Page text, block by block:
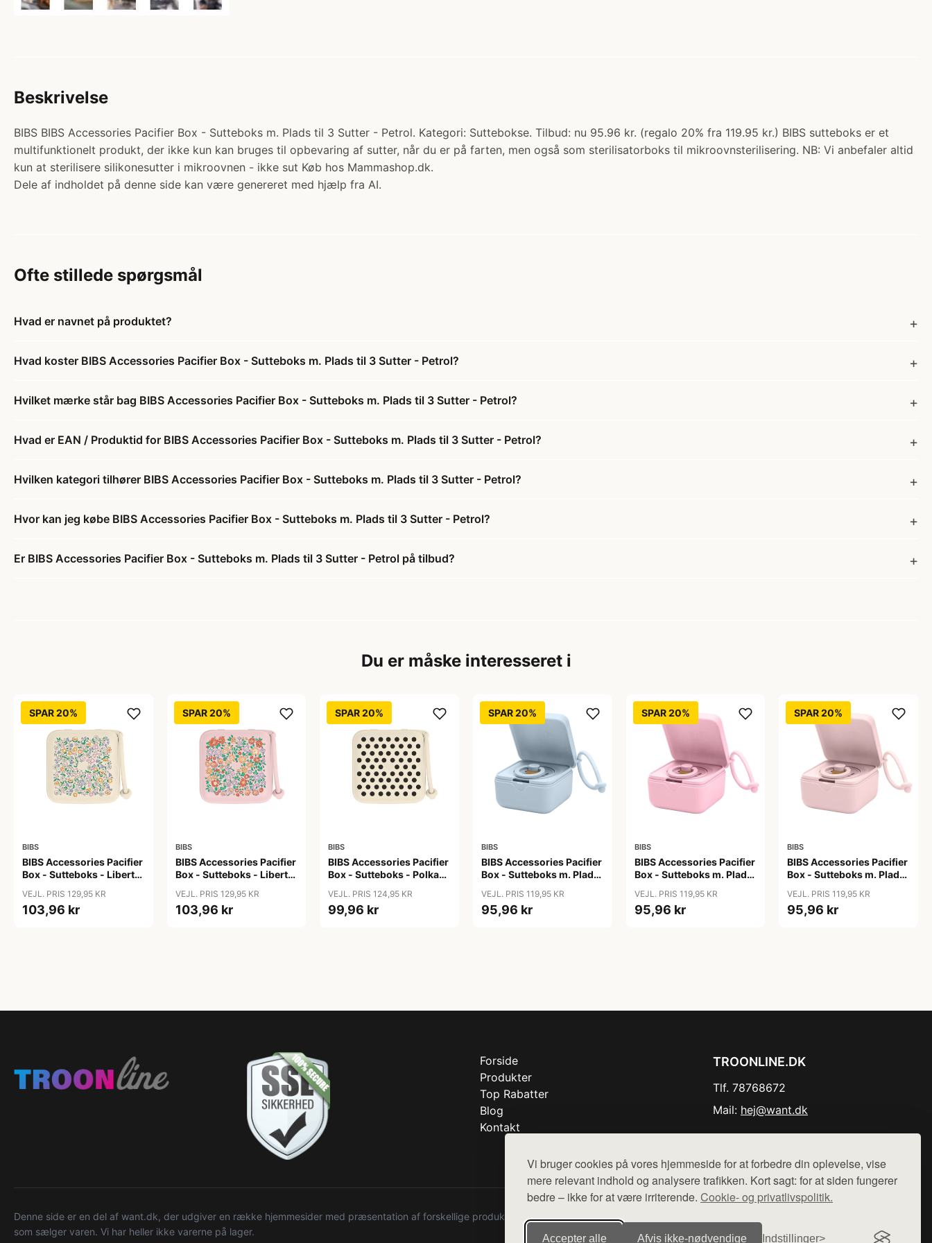
Vi bruger cookies på vores hjemmeside for at forbedre din oplevelse, vise
mere relevant indhold og analysere trafikken. Kort sagt: for at siden fungerer
bedre – ikke for at være irriterende. Cookie- og privatlivspolitik.
Accepter alle Afvis ikke‑nødvendige Indstillinger
Beskrivelse
BIBS BIBS Accessories Pacifier Box - Sutteboks m. Plads til 3 Sutter - Petrol. Kategori: Suttebokse. Tilbud: nu 95.96 kr. (regalo 20% fra 119.95 kr.) BIBS sutteboks er et
multifunktionelt produkt, der ikke kun kan bruges til opbevaring af sutter, når du er på farten, men også som sterilisatorboks til mikroovnsterilisering. NB: Vi anbefaler altid
kun at sterilisere silikonesutter i mikroovnen - ikke sut Køb hos Mammashop.dk.
Dele af indholdet på denne side kan være genereret med hjælp fra AI.
Ofte stillede spørgsmål
Hvad er navnet på produktet?
Hvad koster BIBS Accessories Pacifier Box - Sutteboks m. Plads til 3 Sutter - Petrol?
Hvilket mærke står bag BIBS Accessories Pacifier Box - Sutteboks m. Plads til 3 Sutter - Petrol?
Hvad er EAN / Produktid for BIBS Accessories Pacifier Box - Sutteboks m. Plads til 3 Sutter - Petrol?
Hvilken kategori tilhører BIBS Accessories Pacifier Box - Sutteboks m. Plads til 3 Sutter - Petrol?
Hvor kan jeg købe BIBS Accessories Pacifier Box - Sutteboks m. Plads til 3 Sutter - Petrol?
Er BIBS Accessories Pacifier Box - Sutteboks m. Plads til 3 Sutter - Petrol på tilbud?
Du er måske interesseret i
SPAR 20%
BIBS
BIBS Accessories Pacifier
Box - Sutteboks - Liberty
VEJL. PRIS 129,95 KR
103,96 kr
SPAR 20%
BIBS
BIBS Accessories Pacifier
Box - Sutteboks - Liberty
Meadow/Blossom
VEJL. PRIS 129,95 KR
103,96 kr
SPAR 20%
BIBS
BIBS Accessories Pacifier
Box - Sutteboks - Polka
VEJL. PRIS 124,95 KR
99,96 kr
SPAR 20%
BIBS
BIBS Accessories Pacifier
Box - Sutteboks m. Plads
VEJL. PRIS 119,95 KR
95,96 kr
SPAR 20%
BIBS
BIBS Accessories Pacifier
Box - Sutteboks m. Plads
VEJL. PRIS 119,95 KR
95,96 kr
SPAR 20%
BIBS
BIBS Accessories Pacifier
Box - Sutteboks m. Plads
VEJL. PRIS 119,95 KR
95,96 kr
Forside
Produkter
Top Rabatter
Blog
Kontakt
TROONLINE.DK
Tlf. 78768672
Mail: hej@want.dk
Denne side er en del af want.dk, der udgiver en række hjemmesider med præsentation af forskellige produkter fra diverse webshops. Der sælges ikke varer fra denne side - vi henviser til de shops,
som sælger varen. Vi har heller ikke varerne på lager.